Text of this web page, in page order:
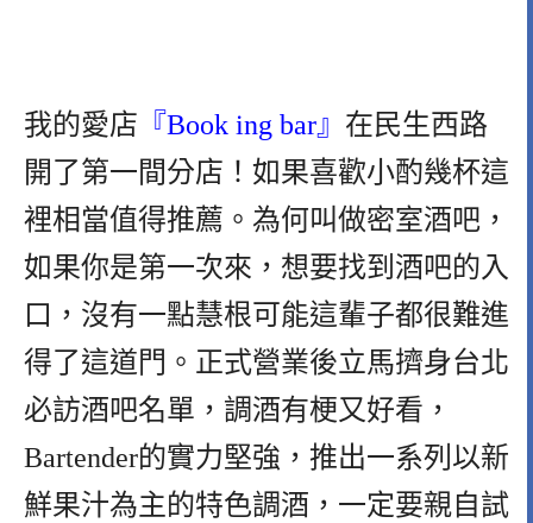
我的愛店 『Book ing bar』 在民生西路
開了第一間分店！如果喜歡小酌幾杯這
裡相當值得推薦。為何叫做密室酒吧，
如果你是第一次來，想要找到酒吧的入
口，沒有一點慧根可能這輩子都很難進
得了這道門。正式營業後立馬擠身台北
必訪酒吧名單，調酒有梗又好看，
Bartender的實力堅強，推出一系列以新
鮮果汁為主的特色調酒，一定要親自試